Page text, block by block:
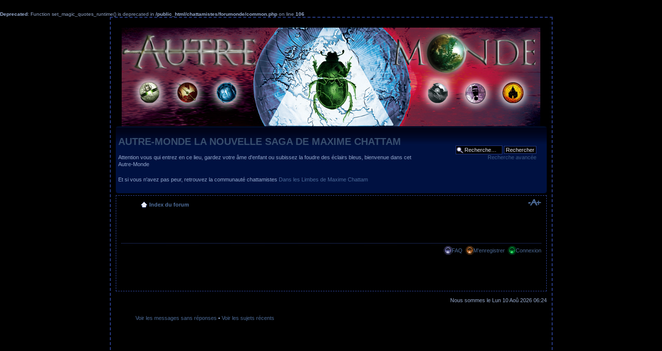
Deprecated: Function set_magic_quotes_runtime() is deprecated in /public_html/chattamistes/forumonde/common.php on line 106
AUTRE-MONDE LA NOUVELLE SAGA DE MAXIME CHATTAM
Attention vous qui entrez en ce lieu, gardez votre âme d'enfant ou subissez la foudre des éclairs bleus, bienvenue dans cet
Autre-Monde
Et si vous n'avez pas peur, retrouvez la communauté chattamistes Dans les Limbes de Maxime Chattam
Recherche avancée
Index du forum
FAQ M’enregistrer Connexion
Nous sommes le Lun 10 Aoû 2026 06:24
Voir les messages sans réponses • Voir les sujets récents